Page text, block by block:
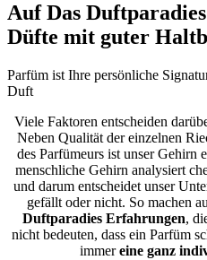
Auf Das
Düfte mit guter
Parfüm ist Ihre persönliche
Duft
Viele Faktoren entscheiden
Neben Qualität der einzelnen
des Parfümeurs ist unser Gehirn
menschliche Gehirn analysiert
und darum entscheidet unser
gefällt oder nicht. So machen
Duftparadies Erfahrungen,
nicht bedeuten, dass ein Parfüm
immereine ganz